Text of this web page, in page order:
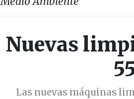
Nuevas
Las nuevas máquinas